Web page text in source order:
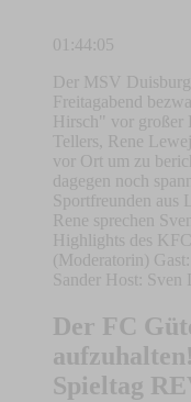
01:44:05
Der MSV
Freitagabend
Hirsch" vor großer
Tellers, Rene
vor Ort um zu
dagegen noch
Sportfreunden aus
Rene sprechen
Highlights des
(Moderatorin)
Sander Host: Sven
Der FC
Spieltag